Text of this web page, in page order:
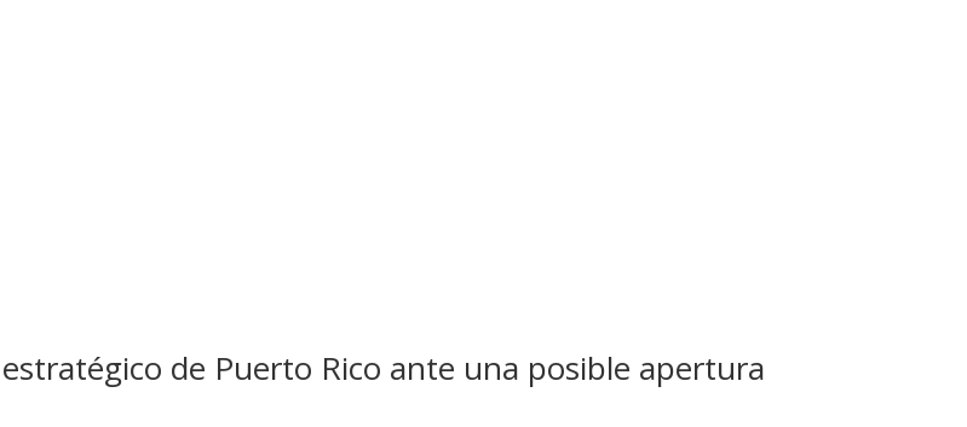
de Puerto Rico ante una posible apertura